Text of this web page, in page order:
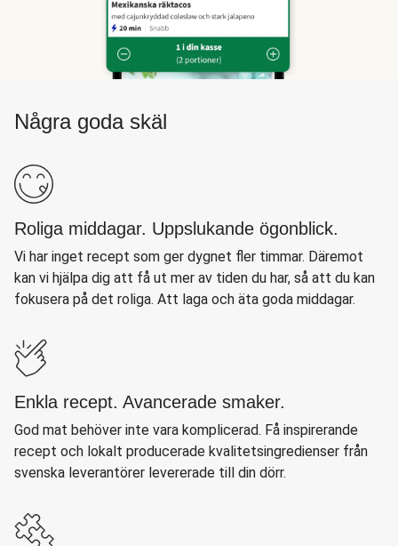
Några goda skäl
Roliga middagar. Uppslukande ögonblick.
Vi har inget recept som ger dygnet fler timmar. Däremot
kan vi hjälpa dig att få ut mer av tiden du har, så att du kan
fokusera på det roliga. Att laga och äta goda middagar.
Enkla recept. Avancerade smaker.
God mat behöver inte vara komplicerad. Få inspirerande
recept och lokalt producerade kvalitetsingredienser från
svenska leverantörer levererade till din dörr.